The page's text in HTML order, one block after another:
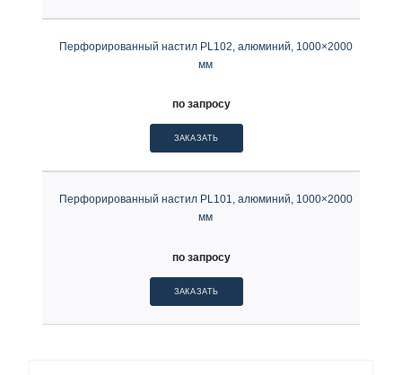
Перфорированный настил PL102, алюминий, 1000×2000
мм
по запросу
ЗАКАЗАТЬ
Перфорированный настил PL101, алюминий, 1000×2000
мм
по запросу
ЗАКАЗАТЬ